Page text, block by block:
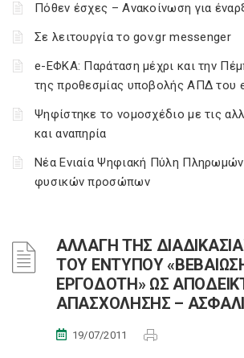
Πόθεν έσχες – Ανακοίνωση για
Σε λειτουργία το gov.gr messenger
e-ΕΦΚΑ: Παράταση μέχρι και την
της προθεσμίας υποβολής ΑΠΔ του
Ψηφίστηκε το νομοσχέδιο με τις
και αναπηρία
Νέα Ενιαία Ψηφιακή Πύλη
φυσικών προσώπων
ΑΛΛΑΓΗ ΤΗΣ
ΤΟΥ ΕΝΤΥΠΟΥ
ΕΡΓΟΔΟΤΗ» ΩΣ
ΑΠΑΣΧΟΛΗΣΗΣ –
19/07/2011